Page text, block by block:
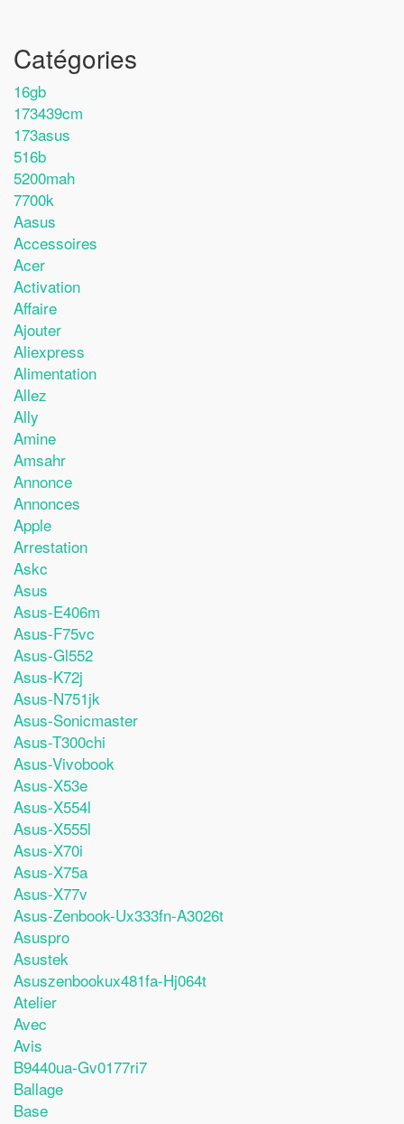
Catégories
16gb
173439cm
173asus
516b
5200mah
7700k
Aasus
Accessoires
Acer
Activation
Affaire
Ajouter
Aliexpress
Alimentation
Allez
Ally
Amine
Amsahr
Annonce
Annonces
Apple
Arrestation
Askc
Asus
Asus-E406m
Asus-F75vc
Asus-Gl552
Asus-K72j
Asus-N751jk
Asus-Sonicmaster
Asus-T300chi
Asus-Vivobook
Asus-X53e
Asus-X554l
Asus-X555l
Asus-X70i
Asus-X75a
Asus-X77v
Asus-Zenbook-Ux333fn-A3026t
Asuspro
Asustek
Asuszenbookux481fa-Hj064t
Atelier
Avec
Avis
B9440ua-Gv0177ri7
Ballage
Base